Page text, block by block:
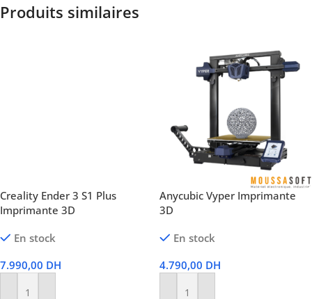
Produits similaires
Creality Ender 3 S1 Plus
Imprimante 3D
En stock
7.990,00 DH
Anycubic Vyper Imprimante
3D
En stock
4.790,00 DH